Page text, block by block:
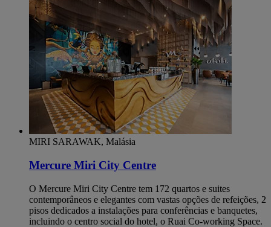
MIRI SARAWAK, Malásia
Mercure Miri City Centre
O Mercure Miri City Centre tem 172 quartos e suites
contemporâneos e elegantes com vastas opções de refeições, 2
pisos dedicados a instalações para conferências e banquetes,
incluindo o centro social do hotel, o Ruai Co-working Space.